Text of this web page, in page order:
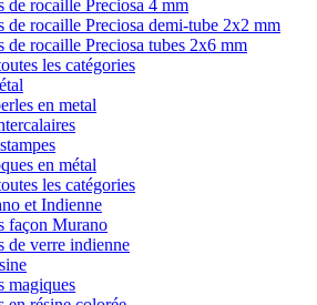
de rocaille Preciosa 4 mm
de rocaille Preciosa demi-tube 2x2 mm
de rocaille Preciosa tubes 2x6 mm
les catégories
en metal
en métal
les catégories
et Indienne
façon Murano
de verre indienne
magiques